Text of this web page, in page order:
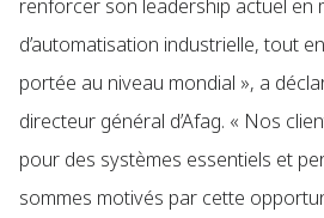
renforcer son leadership actuel en
d’automatisation industrielle, tout
portée au niveau mondial », a
directeur général d’Afag. « Nos
pour des systèmes essentiels et
sommes motivés par cette